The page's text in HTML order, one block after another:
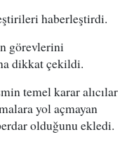
haberleştirdi.
görevlerini
dikkat çekildi.
temel karar alıcılar
yol açmayan
olduğunu ekledi.